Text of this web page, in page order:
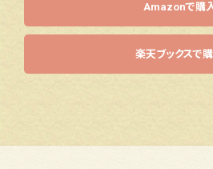
Amazonで購
楽天ブックスで